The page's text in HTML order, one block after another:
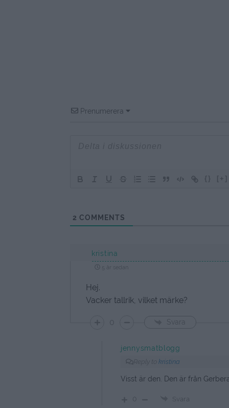
Prenumerera
{} [+]
2 COMMENTS
kristina
Hej.
Vacker tallrik, vilket märke?
0 Svara
jennysmatblogg
kristina
Visst är den. Den är från
Svara